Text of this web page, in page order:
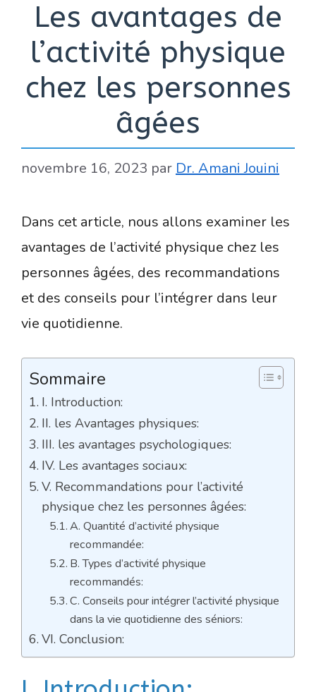
Les avantages de
l’activité physique
chez les personnes
âgées
novembre 16, 2023 par Dr. Amani Jouini
Dans cet article, nous allons examiner les
avantages de l’activité physique chez les
personnes âgées, des recommandations
et des conseils pour l’intégrer dans leur
vie quotidienne.
Sommaire
I. Introduction:
II. les Avantages physiques:
III. les avantages psychologiques:
IV. Les avantages sociaux:
V. Recommandations pour l’activité
physique chez les personnes âgées:
A. Quantité d’activité physique
recommandée:
B. Types d’activité physique
recommandés:
C. Conseils pour intégrer l’activité physique
dans la vie quotidienne des séniors:
VI. Conclusion: